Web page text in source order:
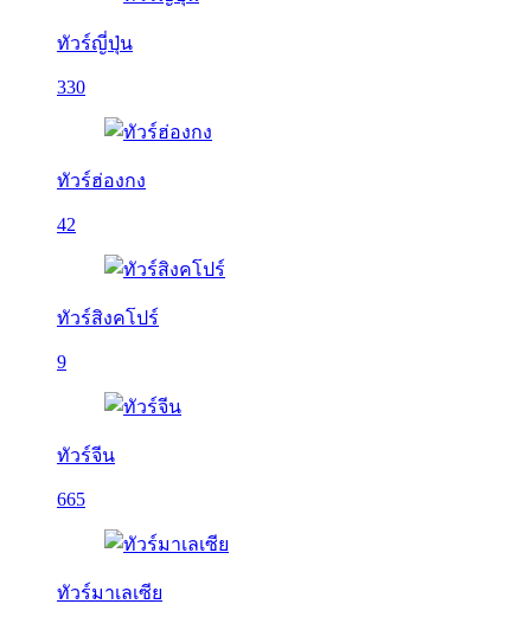
ทัวร์ญี่ปุ่น
330
ทัวร์ฮ่องกง
42
ทัวร์สิงคโปร์
9
ทัวร์จีน
665
ทัวร์มาเลเซีย